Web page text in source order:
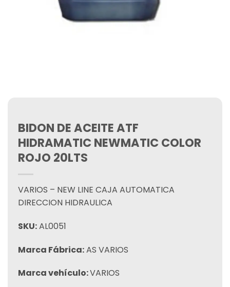
BIDON DE ACEITE ATF
HIDRAMATIC NEWMATIC COLOR
ROJO 20LTS
VARIOS – NEW LINE CAJA AUTOMATICA
DIRECCION HIDRAULICA
SKU:AL0051
Marca Fábrica:AS VARIOS
Marca vehículo:VARIOS